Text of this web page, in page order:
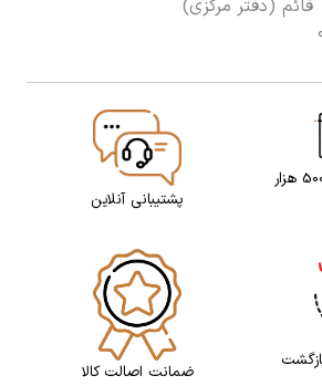
قائم (دفتر مرکزی)
ارسال رایگان (بالای 500 هزار
پشتیبانی آنلاین
ضمانت اصالت کالا